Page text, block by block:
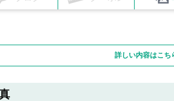
詳しい内容はこち